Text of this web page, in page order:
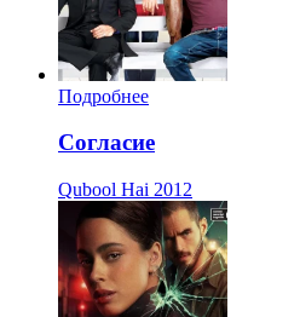
Подробнее
Согласие
Qubool Hai 2012